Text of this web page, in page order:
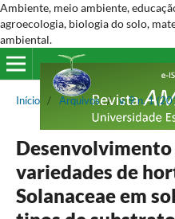
Ambiente, meio ambiente,
agroecologia, biologia do solo,
ambiental.
Início / Arquivos / v. 9 n. 1
Desenvolvimento
variedades de
Solanaceae em